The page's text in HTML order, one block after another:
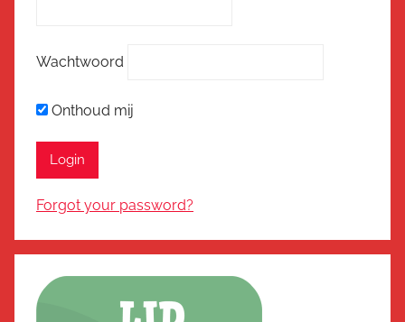
Wachtwoord
Onthoud mij
Forgot your password?